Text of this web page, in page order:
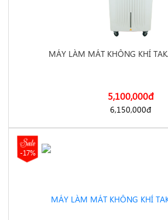
https://dienmayminhan.com/may-lam-
MÁY LÀM MÁT KHÔNG KHÍ
5,100,000đ
6,150,000đ
-17%